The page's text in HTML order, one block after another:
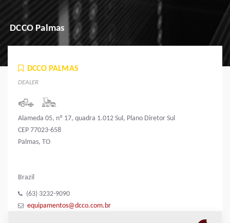
DCCO Palmas
DCCO PALMAS
DEALER
Alameda 05, nº 17, quadra 1.012 Sul, Plano Diretor Sul
CEP 77023-658
Palmas, TO
Brazil
(63) 3232-9090
equipamentos@dcco.com.br